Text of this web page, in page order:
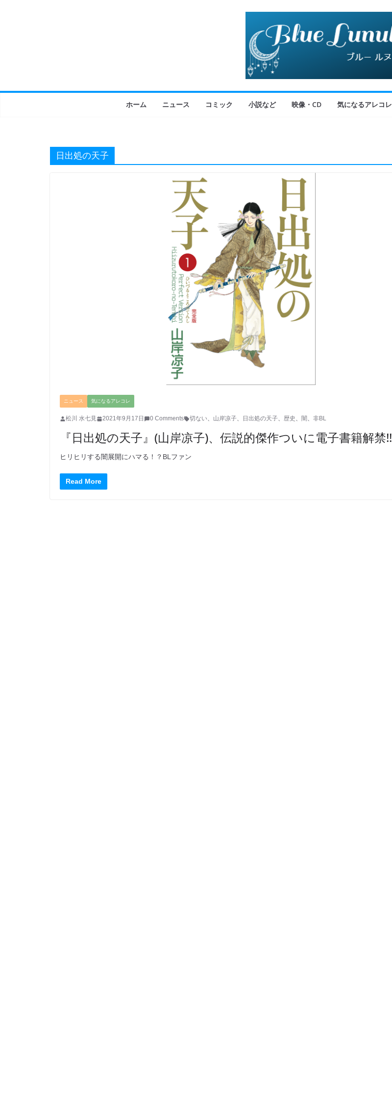
ホーム ニュース コミック 小説など 映像・CD 気になるアレコレ
日出処の天子
ニュース 気になるアレコレ
松川 水七見 2021年9月17日 0 Comments 切ない、 山岸凉子、 日出処の天子、 歴史 、 闇、 非BL
『日出処の天子』(山岸凉子)、伝説的傑作ついに電子書籍解禁!!
ヒリヒリする闇展開にハマる！？BLファン
Read More